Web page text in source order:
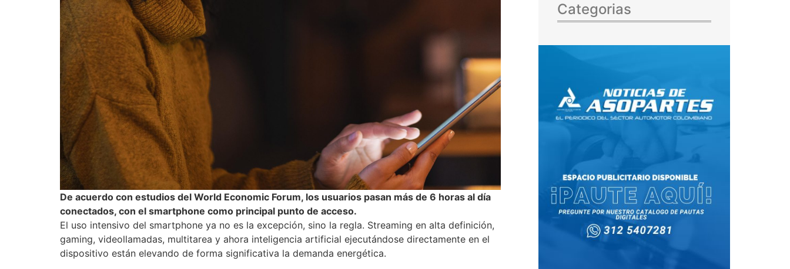
De acuerdo con estudios del World Economic Forum, los usuarios pasan más de 6 horas al día
conectados, con el smartphone como principal punto de acceso.
El uso intensivo del smartphone ya no es la excepción, sino la regla. Streaming en alta definición,
gaming, videollamadas, multitarea y ahora inteligencia artificial ejecutándose directamente en el
dispositivo están elevando de forma significativa la demanda energética.
Categorias